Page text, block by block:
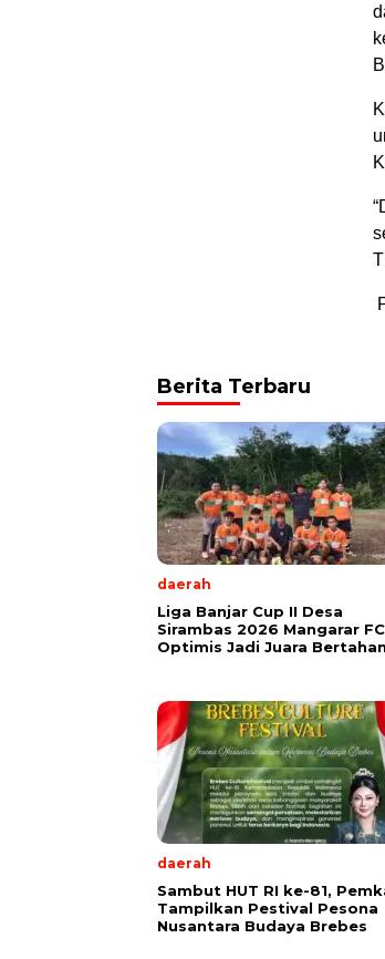
Berita Terbaru
daerah
Liga Banjar Cup II Desa
Sirambas 2026 Mangarar FC
Optimis Jadi Juara
daerah
Sambut HUT RI ke-81,
Tampilkan Pestival Pesona
Nusantara Budaya Brebes